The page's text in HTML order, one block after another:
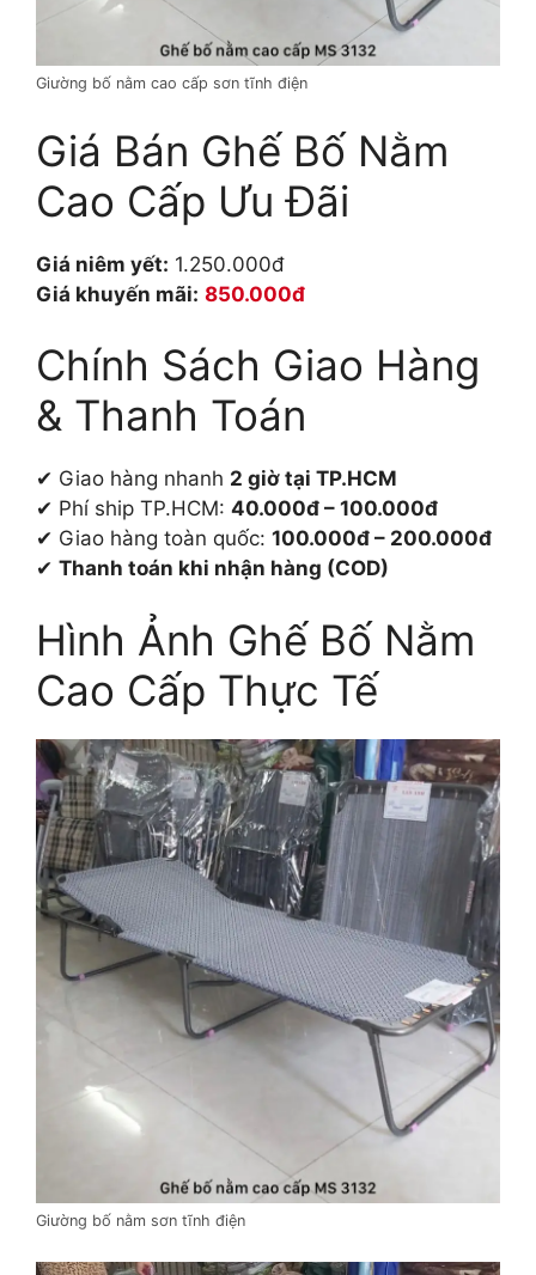
Giường bố nằm cao cấp sơn tĩnh điện
Giá Bán Ghế Bố Nằm
Cao Cấp Ưu Đãi
Giá niêm yết: 1.250.000đ
Giá khuyến mãi: 850.000đ
Chính Sách Giao Hàng
& Thanh Toán
✔ Giao hàng nhanh 2 giờ tại TP.HCM
✔ Phí ship TP.HCM: 40.000đ – 100.000đ
✔ Giao hàng toàn quốc: 100.000đ – 200.000đ
✔ Thanh toán khi nhận hàng (COD)
Hình Ảnh Ghế Bố Nằm
Cao Cấp Thực Tế
Giường bố nằm sơn tĩnh điện